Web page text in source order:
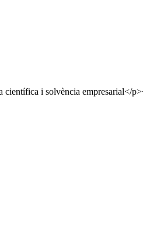
científica i solvència empresarial</